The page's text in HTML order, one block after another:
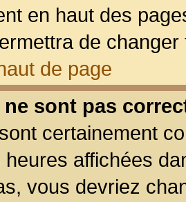
en haut des
de
de page
ne sont pas
certainement
affichées
vous devriez